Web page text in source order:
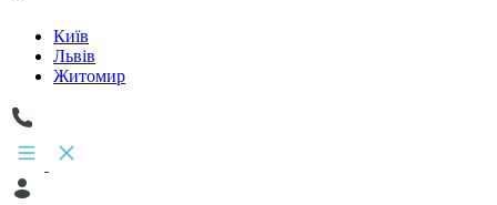
Київ
Львів
Житомир